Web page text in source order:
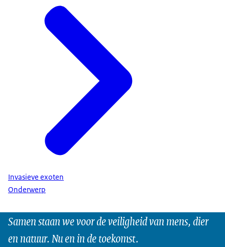
Invasieve exoten
Onderwerp
Samen staan we voor de veiligheid van mens, dier
en natuur. Nu en in de toekomst.